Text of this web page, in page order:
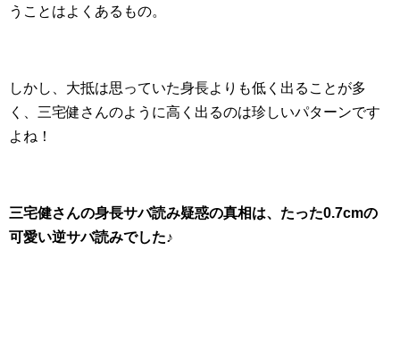
うことはよくあるもの。
しかし、大抵は思っていた身長よりも低く出ることが多
く、三宅健さんのように高く出るのは珍しいパターンです
よね！
三宅健さんの身長サバ読み疑惑の真相は、たった0.7cmの
可愛い逆サバ読みでした♪